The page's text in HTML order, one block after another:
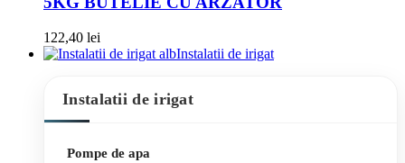
122,40 lei
Instalatii de irigat
Instalatii de irigat
Pompe de apa